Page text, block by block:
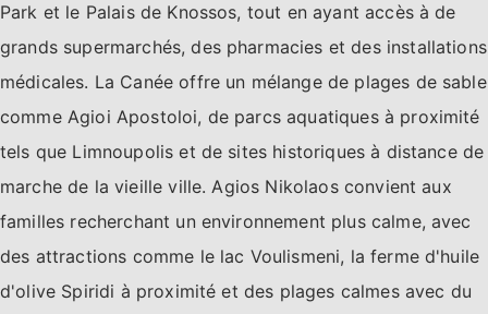
Park et le Palais de Knossos, tout en ayant accès à de
grands supermarchés, des pharmacies et des installations
médicales. La Canée offre un mélange de plages de sable
comme Agioi Apostoloi, de parcs aquatiques à proximité
tels que Limnoupolis et de sites historiques à distance de
marche de la vieille ville. Agios Nikolaos convient aux
familles recherchant un environnement plus calme, avec
des attractions comme le lac Voulismeni, la ferme d'huile
d'olive Spiridi à proximité et des plages calmes avec du